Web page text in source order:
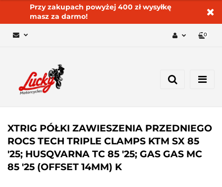
Przy zakupach powyżej 400 zł wysyłkę
masz za darmo!
Dodaj zgłoszenie
0
XTRIG PÓŁKI ZAWIESZENIA PRZEDNIEGO
ROCS TECH TRIPLE CLAMPS KTM SX 85
'25; HUSQVARNA TC 85 '25; GAS GAS MC
85 '25 (OFFSET 14MM) K